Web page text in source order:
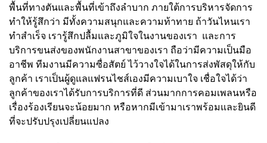
พื้นที่ทางตันและพื้นที่เข้าถึงลำบาก ภายใต้การบริหารจัดการ
ทำให้รู้สึกว่า มีทั้งความสนุกและความท้าทาย ถ้าวันไหนเรา
ทำสำเร็จ เรารู้สึกปลื้มและภูมิใจในงานของเรา และการ
บริการขนส่งของพนักงานสาขาของเรา ถือว่ามีความเป็นมือ
อาชีพ ทีมงานมีความซื่อสัตย์ ไว้วางใจได้ในการส่งพัสดุให้กับ
ลูกค้า เราเป็นผู้ดูแลแฟรนไชส์เองมีความเบาใจ เชื่อใจได้ว่า
ลูกค้าของเราได้รับการบริการที่ดี ส่วนมากการคอมเพลนหรือ
เรื่องร้องเรียนจะน้อยมาก หรือหากมีเข้ามาเราพร้อมและยินดี
ที่จะปรับปรุงเปลี่ยนแปลง